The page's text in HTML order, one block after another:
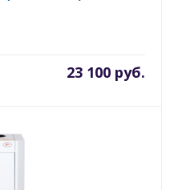
23 100 руб.